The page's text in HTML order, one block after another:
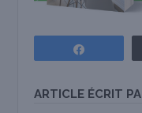
ARTICLE ÉCRIT